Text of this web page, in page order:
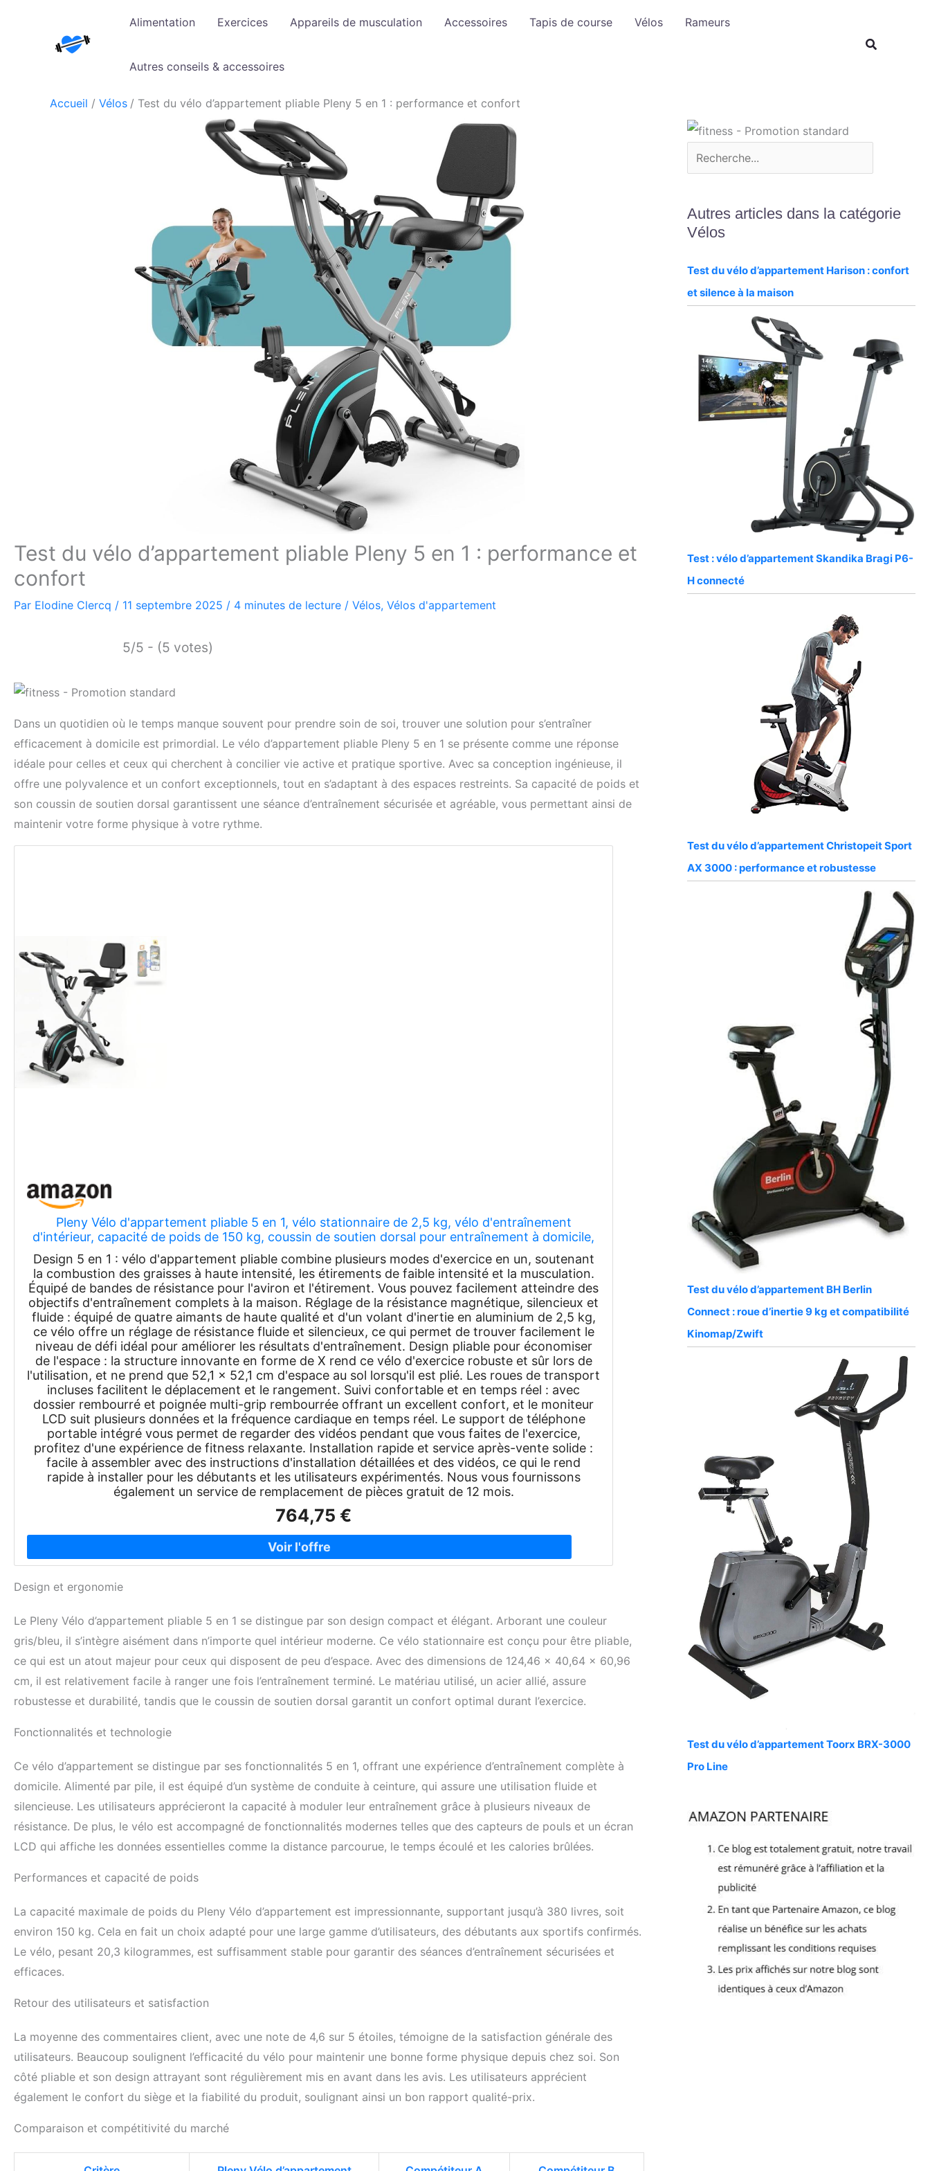
Alimentation Exercices Appareils de musculation Accessoires Tapis de course Vélos Rameurs
Autres conseils & accessoires
Accueil Vélos Test du vélo d’appartement pliable Pleny 5 en 1 : performance et confort
Test du vélo d’appartement pliable Pleny 5 en 1 : performance et
confort
Par Elodine Clercq / 11 septembre 2025 / 4 minutes de lecture / Vélos, Vélos d'appartement
5/5 - (5 votes)
Dans un quotidien où le temps manque souvent pour prendre soin de soi, trouver une solution pour s’entraîner
efficacement à domicile est primordial. Le vélo d’appartement pliable Pleny 5 en 1 se présente comme une réponse
idéale pour celles et ceux qui cherchent à concilier vie active et pratique sportive. Avec sa conception ingénieuse, il
offre une polyvalence et un confort exceptionnels, tout en s’adaptant à des espaces restreints. Sa capacité de poids et
son coussin de soutien dorsal garantissent une séance d’entraînement sécurisée et agréable, vous permettant ainsi de
maintenir votre forme physique à votre rythme.
Pleny Vélo d'appartement pliable 5 en 1, vélo stationnaire de 2,5 kg, vélo d'entraînement
d'intérieur, capacité de poids de 150 kg, coussin de soutien dorsal pour entraînement à domicile,
gris/bleu
Design 5 en 1 : vélo d'appartement pliable combine plusieurs modes d'exercice en un, soutenant
la combustion des graisses à haute intensité, les étirements de faible intensité et la musculation.
Équipé de bandes de résistance pour l'aviron et l'étirement. Vous pouvez facilement atteindre des
objectifs d'entraînement complets à la maison. Réglage de la résistance magnétique, silencieux et
fluide : équipé de quatre aimants de haute qualité et d'un volant d'inertie en aluminium de 2,5 kg,
ce vélo offre un réglage de résistance fluide et silencieux, ce qui permet de trouver facilement le
niveau de défi idéal pour améliorer les résultats d'entraînement. Design pliable pour économiser
de l'espace : la structure innovante en forme de X rend ce vélo d'exercice robuste et sûr lors de
l'utilisation, et ne prend que 52,1 x 52,1 cm d'espace au sol lorsqu'il est plié. Les roues de transport
incluses facilitent le déplacement et le rangement. Suivi confortable et en temps réel : avec
dossier rembourré et poignée multi-grip rembourrée offrant un excellent confort, et le moniteur
LCD suit plusieurs données et la fréquence cardiaque en temps réel. Le support de téléphone
portable intégré vous permet de regarder des vidéos pendant que vous faites de l'exercice,
profitez d'une expérience de fitness relaxante. Installation rapide et service après-vente solide :
facile à assembler avec des instructions d'installation détaillées et des vidéos, ce qui le rend
rapide à installer pour les débutants et les utilisateurs expérimentés. Nous vous fournissons
également un service de remplacement de pièces gratuit de 12 mois.
764,75 €
Design et ergonomie
Le Pleny Vélo d’appartement pliable 5 en 1 se distingue par son design compact et élégant. Arborant une couleur
gris/bleu, il s’intègre aisément dans n’importe quel intérieur moderne. Ce vélo stationnaire est conçu pour être pliable,
ce qui est un atout majeur pour ceux qui disposent de peu d’espace. Avec des dimensions de 124,46 x 40,64 x 60,96
cm, il est relativement facile à ranger une fois l’entraînement terminé. Le matériau utilisé, un acier allié, assure
robustesse et durabilité, tandis que le coussin de soutien dorsal garantit un confort optimal durant l’exercice.
Fonctionnalités et technologie
Ce vélo d’appartement se distingue par ses fonctionnalités 5 en 1, offrant une expérience d’entraînement complète à
domicile. Alimenté par pile, il est équipé d’un système de conduite à ceinture, qui assure une utilisation fluide et
silencieuse. Les utilisateurs apprécieront la capacité à moduler leur entraînement grâce à plusieurs niveaux de
résistance. De plus, le vélo est accompagné de fonctionnalités modernes telles que des capteurs de pouls et un écran
LCD qui affiche les données essentielles comme la distance parcourue, le temps écoulé et les calories brûlées.
Performances et capacité de poids
La capacité maximale de poids du Pleny Vélo d’appartement est impressionnante, supportant jusqu’à 380 livres, soit
environ 150 kg. Cela en fait un choix adapté pour une large gamme d’utilisateurs, des débutants aux sportifs confirmés.
Le vélo, pesant 20,3 kilogrammes, est suffisamment stable pour garantir des séances d’entraînement sécurisées et
efficaces.
Retour des utilisateurs et satisfaction
La moyenne des commentaires client, avec une note de 4,6 sur 5 étoiles, témoigne de la satisfaction générale des
utilisateurs. Beaucoup soulignent l’efficacité du vélo pour maintenir une bonne forme physique depuis chez soi. Son
côté pliable et son design attrayant sont régulièrement mis en avant dans les avis. Les utilisateurs apprécient
également le confort du siège et la fiabilité du produit, soulignant ainsi un bon rapport qualité-prix.
Comparaison et compétitivité du marché
r
c
r
Autres articles dans la catégorie
Vélos
Test du vélo d’appartement Harison : confort
et silence à la maison
Test : vélo d’appartement Skandika Bragi P6-
H connecté
Test du vélo d’appartement Christopeit Sport
AX 3000 : performance et robustesse
Test du vélo d’appartement BH Berlin
Connect : roue d’inertie 9 kg et compatibilité
Kinomap/Zwift
Test du vélo d’appartement Toorx BRX-3000
Pro Line